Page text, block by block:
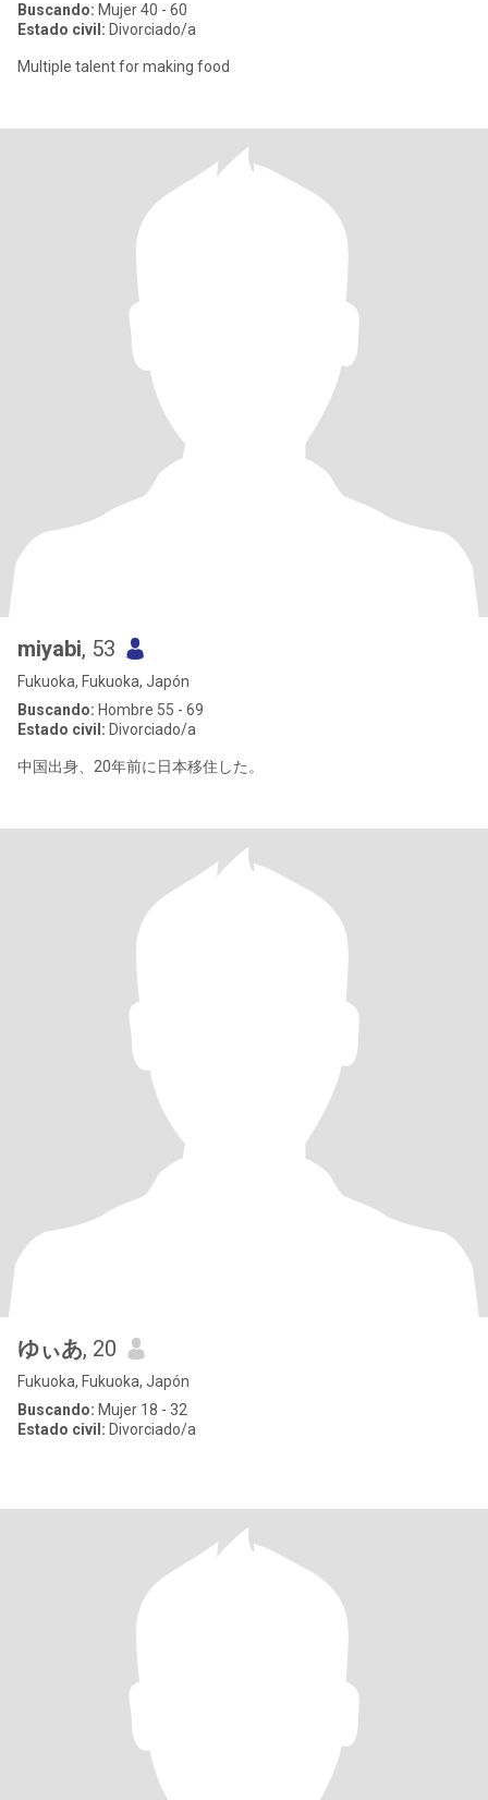
Buscando: Mujer 40 - 60
Estado civil: Divorciado/a
Multiple talent for making food
miyabi, 53
Fukuoka, Fukuoka, Japón
Buscando: Hombre 55 - 69
Estado civil: Divorciado/a
中国出身、20年前に日本移住した。
ゆぃあ, 20
Fukuoka, Fukuoka, Japón
Buscando: Mujer 18 - 32
Estado civil: Divorciado/a